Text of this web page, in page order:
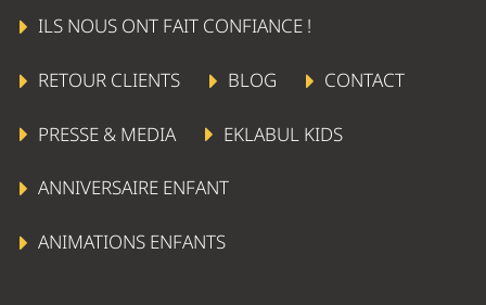
ILS NOUS ONT FAIT CONFIANCE !
RETOUR CLIENTS BLOG CONTACT
PRESSE & MEDIA EKLABUL KIDS
ANNIVERSAIRE ENFANT
ANIMATIONS ENFANTS